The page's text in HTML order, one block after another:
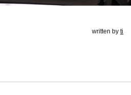
written by ti